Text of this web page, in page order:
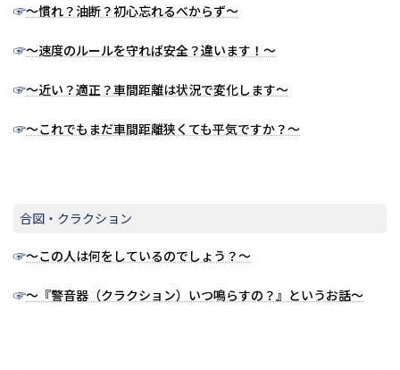
☞～慣れ？油断？初心忘れるべからず～
☞～速度のルールを守れば安全？違います！～
☞～近い？適正？車間距離は状況で変化します～
☞～これでもまだ車間距離狭くても平気ですか？～
合図・クラクション
☞～この人は何をしているのでしょう？～
☞～『警音器（クラクション）いつ鳴らすの？』というお話～